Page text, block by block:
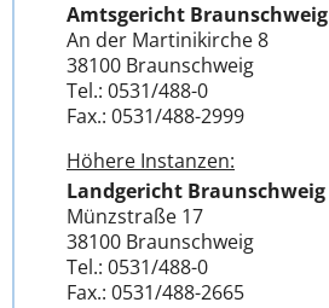
Amtsgericht Braunschweig
An der Martinikirche 8
38100 Braunschweig
Tel.: 0531/488-0
Fax.: 0531/488-2999
Höhere Instanzen:
Landgericht Braunschweig
Münzstraße 17
38100 Braunschweig
Tel.: 0531/488-0
Fax.: 0531/488-2665